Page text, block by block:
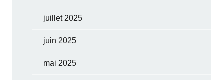
juillet 2025
juin 2025
mai 2025